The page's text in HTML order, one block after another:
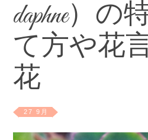
daphne）の
て方や花
花
27 9月